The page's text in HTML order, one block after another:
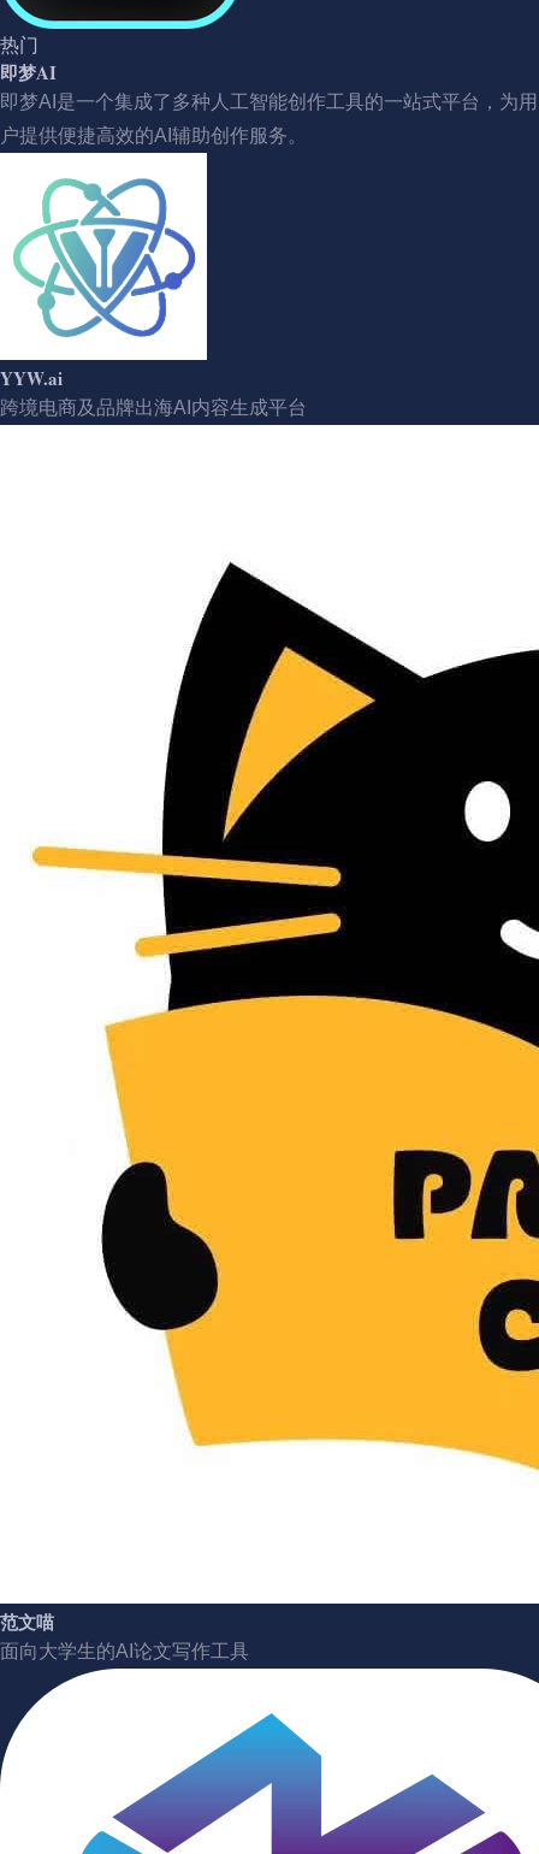
热门
即梦AI
即梦AI是一个集成了多种人工智能创作工具的一站式平台，为用
户提供便捷高效的AI辅助创作服务。
YYW.ai
跨境电商及品牌出海AI内容生成平台
范文喵
面向大学生的AI论文写作工具